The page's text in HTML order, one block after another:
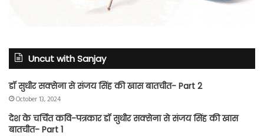
Uncut with Sanjay
डॉ सुधीर सक्सेना से संजय सिंह की खास बातचीत- Part 2
October 13, 2024
देश के चर्चित कवि-पत्रकार डॉ सुधीर सक्सेना से संजय सिंह की खास
बातचीत- Part 1